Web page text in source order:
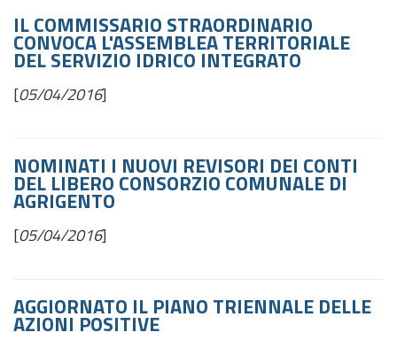
IL COMMISSARIO STRAORDINARIO
CONVOCA L'ASSEMBLEA TERRITORIALE
DEL SERVIZIO IDRICO INTEGRATO
[05/04/2016]
NOMINATI I NUOVI REVISORI DEI CONTI
DEL LIBERO CONSORZIO COMUNALE DI
AGRIGENTO
[05/04/2016]
AGGIORNATO IL PIANO TRIENNALE DELLE
AZIONI POSITIVE